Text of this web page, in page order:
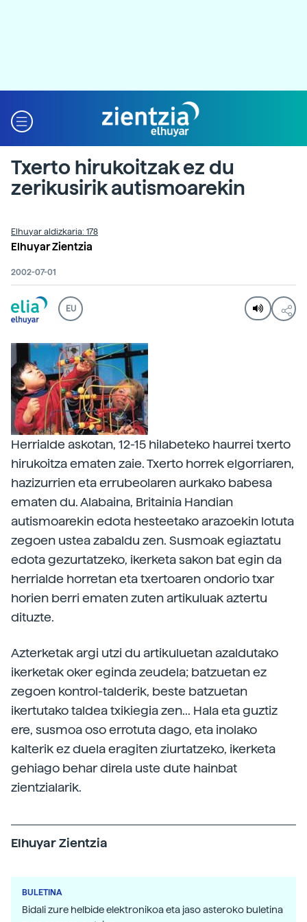
Txerto hirukoitzak ez du
zerikusirik autismoarekin
Elhuyar aldizkaria: 178
Elhuyar Zientzia
2002-07-01
EU
Herrialde askotan, 12-15 hilabeteko haurrei txerto
hirukoitza ematen zaie. Txerto horrek elgorriaren,
hazizurrien eta errubeolaren aurkako babesa
ematen du. Alabaina, Britainia Handian
autismoarekin edota hesteetako arazoekin lotuta
zegoen ustea zabaldu zen. Susmoak egiaztatu
edota gezurtatzeko, ikerketa sakon bat egin da
herrialde horretan eta txertoaren ondorio txar
horien berri ematen zuten artikuluak aztertu
dituzte.
Azterketak argi utzi du artikuluetan azaldutako
ikerketak oker eginda zeudela; batzuetan ez
zegoen kontrol-talderik, beste batzuetan
ikertutako taldea txikiegia zen... Hala eta guztiz
ere, susmoa oso errotuta dago, eta inolako
kalterik ez duela eragiten ziurtatzeko, ikerketa
gehiago behar direla uste dute hainbat
zientzialarik.
Elhuyar Zientzia
BULETINA
Bidali zure helbide elektronikoa eta jaso asteroko buletina